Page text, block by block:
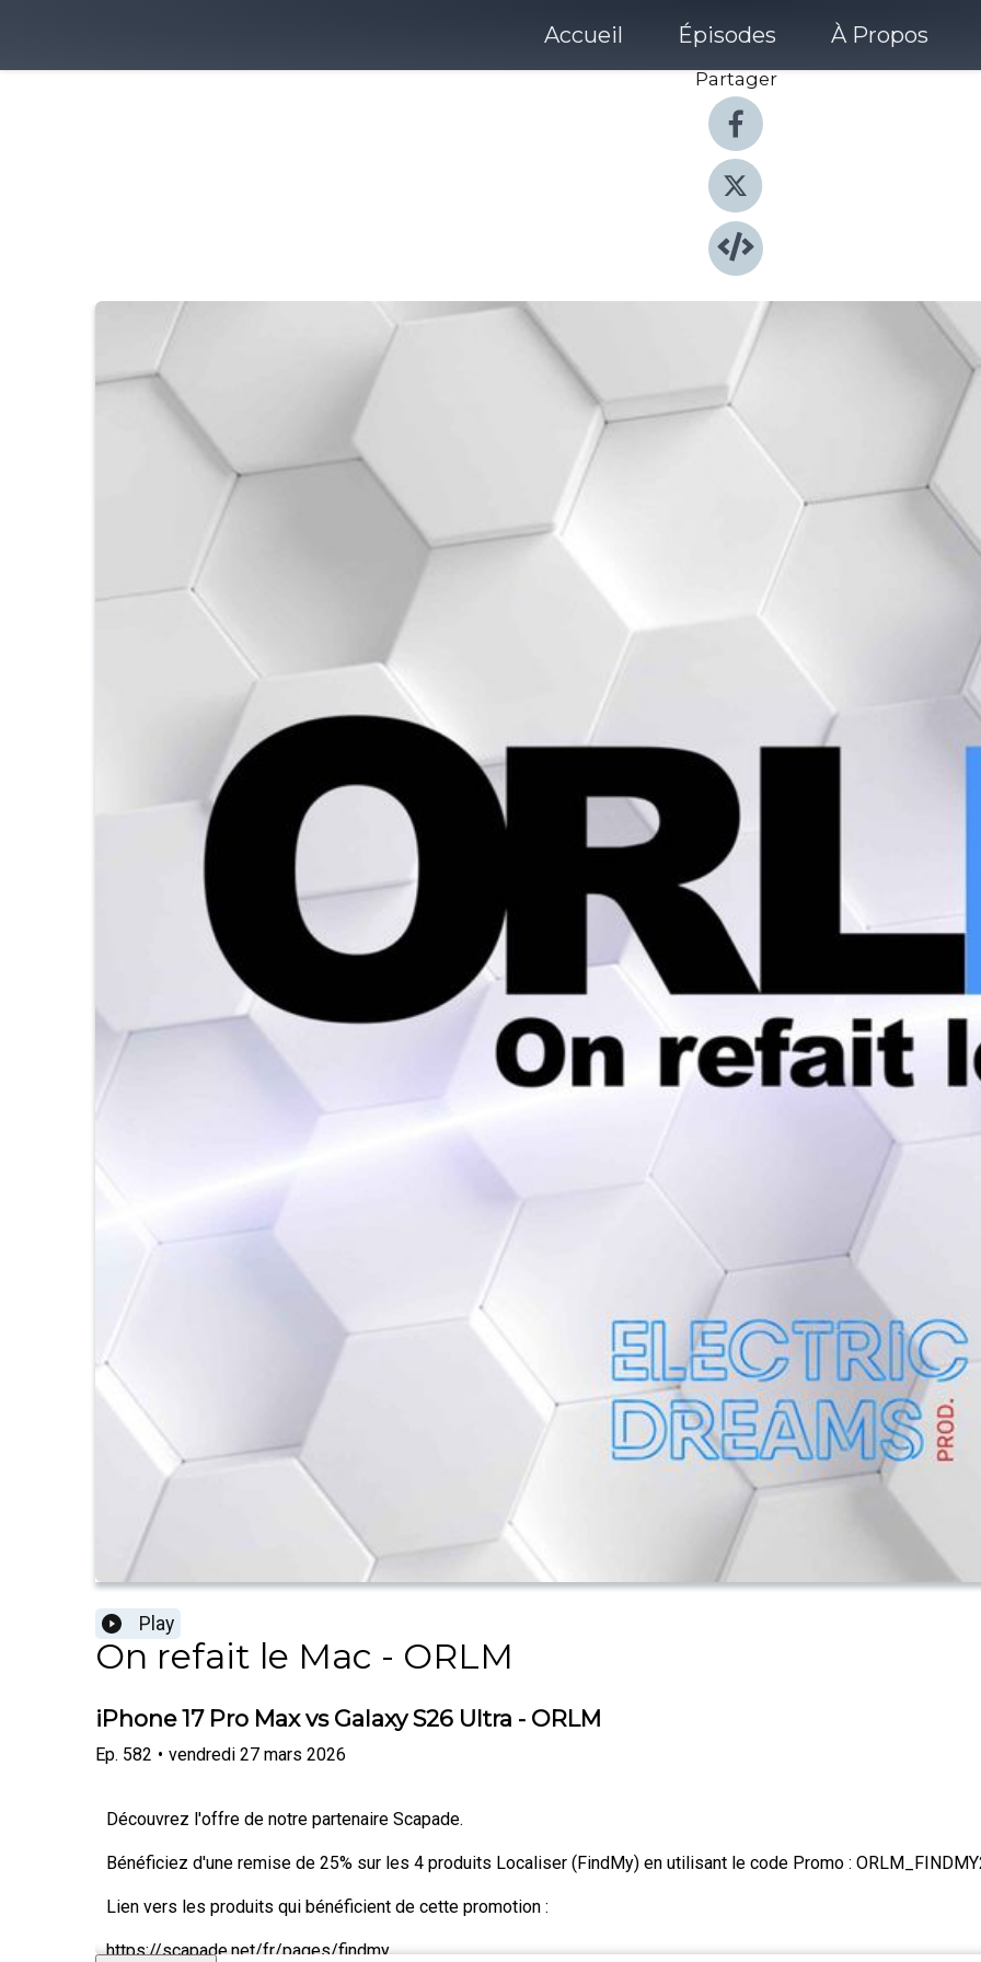
Accueil Épisodes À Propos
Partager
Play
On refait le Mac - ORLM
iPhone 17 Pro Max vs Galaxy S26 Ultra - ORLM
Ep. 582 • vendredi 27 mars 2026
Découvrez l'offre de notre partenaire Scapade.
Bénéficiez d'une remise de 25% sur les 4 produits Localiser (FindMy) en utilisant le code Promo :
Lien vers les produits qui bénéficient de cette promotion :
https://scapade.net/fr/pages/findmy